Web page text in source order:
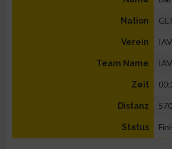
Nation
Verein
Team Name
Zeit
Distanz
Status